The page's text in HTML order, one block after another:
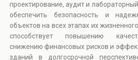
проектирование, аудит и
обеспечить безопасность и
объектов на всех этапах их
способствует повышению
снижению финансовых рисков и
зданий в долгосрочной